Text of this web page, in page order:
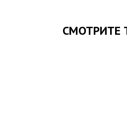
СМОТРИТЕ